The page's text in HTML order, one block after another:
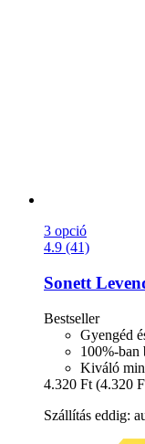
3 opció
4.9 (41)
Sonett
Bestseller
Gyengéd
100%-ban
Kiváló
4.320 Ft (4.320
Szállítás eddig: